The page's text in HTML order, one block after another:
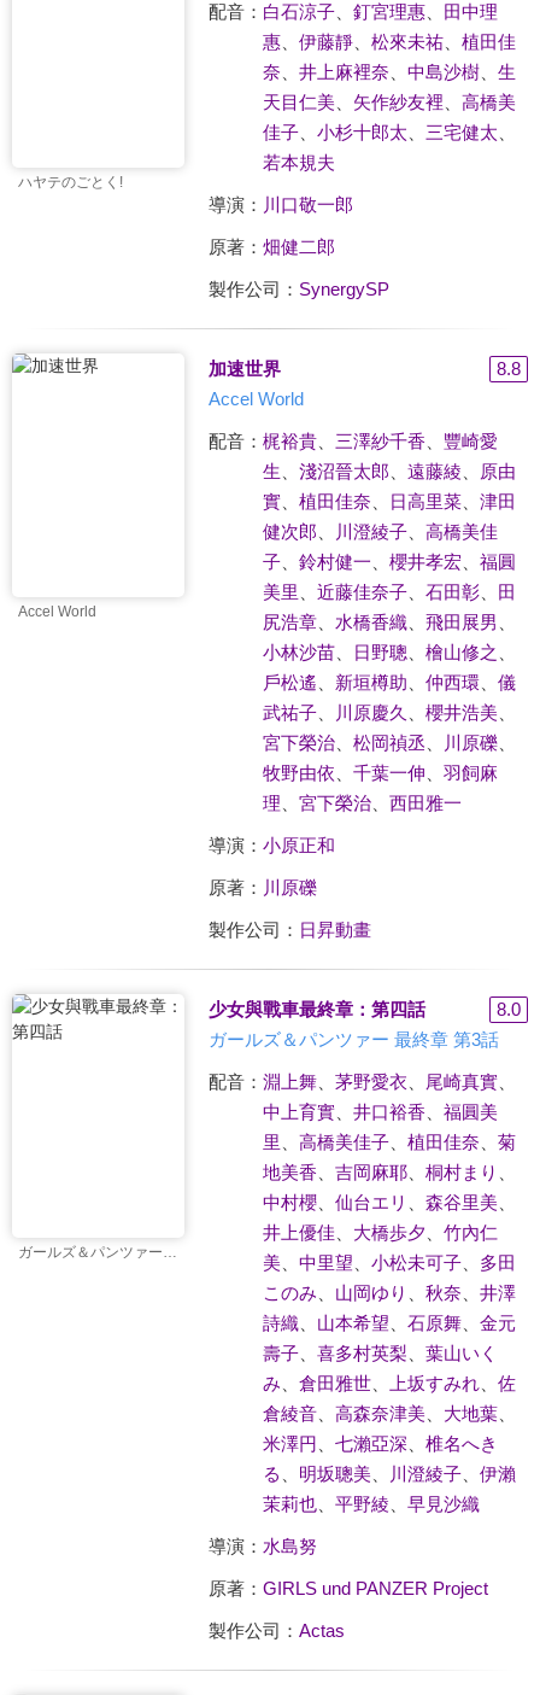
ハヤテのごとく!
配音： 白石涼子、 釘宮理惠、 田中理
惠、 伊藤靜、 松來未祐、 植田佳
奈
井上麻裡奈 中島沙樹、 生
天目仁美、 矢作紗友裡
高橋美
佳子、 小杉十郎太 三宅健太
若本規夫
導演： 川口敬一郎
原著： 畑健二郎
製作公司： SynergySP
Accel World
加速世界
8.8
Accel World
配音： 梶裕貴、 三澤紗千香
豐崎愛
生
淺沼晉太郎 遠藤綾
原由
實、 植田佳奈 日高里菜、 津田
健次郎
川澄綾子、 高橋美佳
子、 鈴村健一 櫻井孝宏
福圓
美里
近藤佳奈子、 石田彰、 田
尻浩章、 水橋香織、 飛田展男
小林沙苗、 日野聰 檜山修之
戶松遙
新垣樽助 仲西環、 儀
武祐子、 川原慶久 櫻井浩美、
宮下榮治、 松岡禎丞 川原礫、
牧野由依
千葉一伸
羽飼麻
理
宮下榮治、 西田雅一
導演： 小原正和
原著： 川原礫
製作公司： 日昇動畫
ガールズ＆パンツァー 最終章 第3話
少女與戰車最終章：第四話
8.0
ガールズ＆パンツァー 最終章 第3話
配音： 淵上舞、 茅野愛衣 尾崎真實、
中上育實、 井口裕香
福圓美
里
高橋美佳子、 植田佳奈
菊
地美香
吉岡麻耶、 桐村まり
中村櫻、 仙台エリ 森谷里美、
井上優佳
大橋歩夕
竹內仁
美、 中里望 小松未可子、 多田
このみ
山岡ゆり 秋奈
井澤
詩織、 山本希望 石原舞、 金元
壽子、 喜多村英梨
葉山いく
み
倉田雅世、 上坂すみれ、 佐
倉綾音、 高森奈津美、 大地葉、
米澤円
七瀨亞深
椎名へき
る
明坂聰美、 川澄綾子、 伊瀨
茉莉也、 平野綾 早見沙織
導演： 水島努
原著： GIRLS und PANZER Project
製作公司： Actas